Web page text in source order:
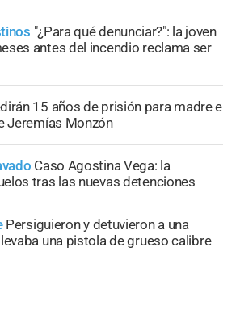
"¿Para qué denunciar?": la joven
antes del incendio reclama ser
15 años de prisión para madre e
Jeremías Monzón
Caso Agostina Vega: la
tras las nuevas detenciones
Persiguieron y detuvieron a una
una pistola de grueso calibre